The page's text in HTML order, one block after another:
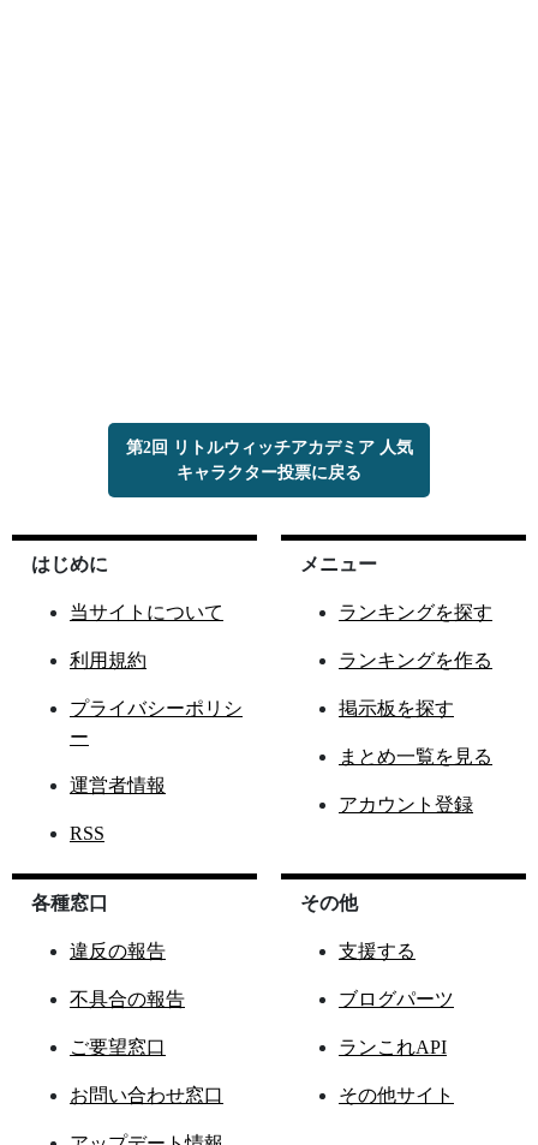
第2回 リトルウィッチアカデミア 人気
キャラクター投票に戻る
はじめに
当サイトについて
利用規約
プライバシーポリシ
ー
運営者情報
RSS
メニュー
ランキングを探す
ランキングを作る
掲示板を探す
まとめ一覧を見る
アカウント登録
各種窓口
違反の報告
不具合の報告
ご要望窓口
お問い合わせ窓口
その他
支援する
ブログパーツ
ランこれAPI
その他サイト